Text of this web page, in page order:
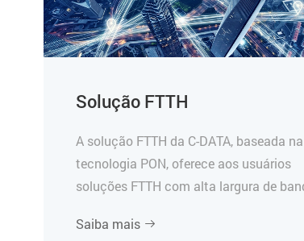
Solução FTTH
A solução FTTH da C-DATA, baseada na
tecnologia PON, oferece aos usuários
soluções FTTH com alta largura de
conveniente.
Saiba mais 